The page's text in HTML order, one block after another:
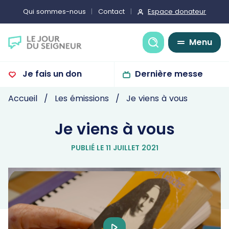
Qui sommes-nous Contact Espace donateur
Recherche
Menu
Je fais un don Dernière messe
Accueil Les émissions Je viens à vous
Je viens à vous
PUBLIÉ LE 11 JUILLET 2021
Play